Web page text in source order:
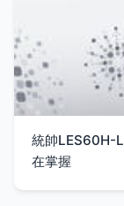
統帥LES60H-
在掌握